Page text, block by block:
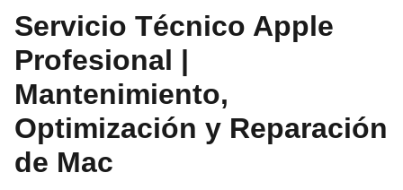
Servicio Técnico Apple
Profesional |
Mantenimiento,
Optimización y Reparación
de Mac